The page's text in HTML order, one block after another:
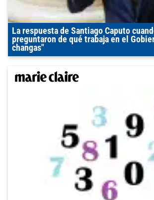
La respuesta de Santiago Caputo
preguntaron de qué trabaja en el
changas"